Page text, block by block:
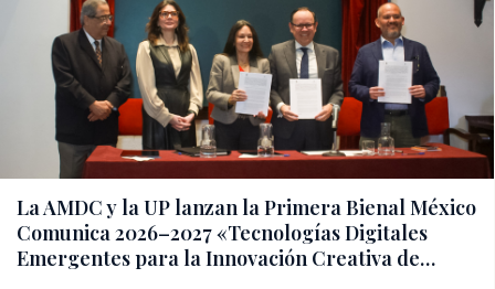
La AMDC y la UP lanzan la Primera Bienal México
Comunica 2026–2027 «Tecnologías Digitales
Emergentes para la Innovación Creativa de…